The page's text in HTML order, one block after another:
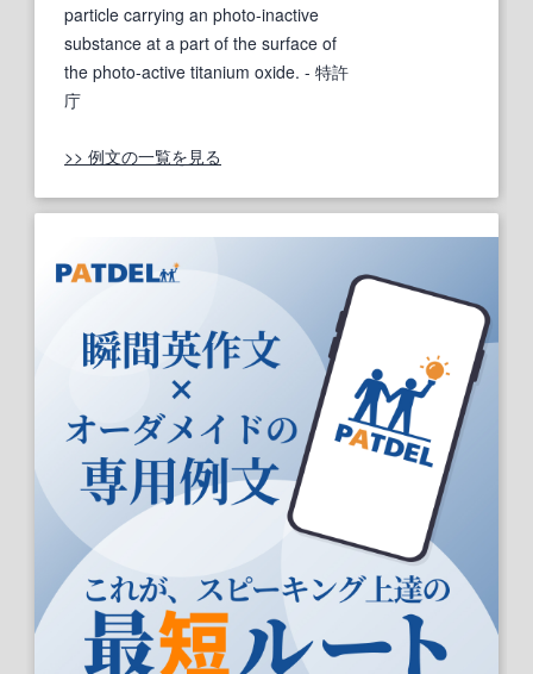
particle carrying an photo-inactive
substance at a part of the surface of
the photo-active titanium oxide. - 特許
庁
>> 例文の一覧を見る